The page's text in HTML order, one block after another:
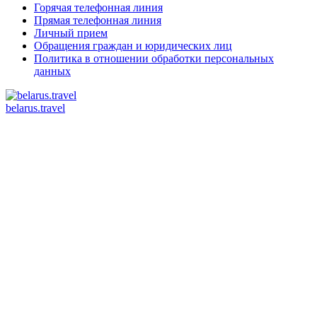
Горячая телефонная линия
Прямая телефонная линия
Личный прием
Обращения граждан и юридических лиц
Политика в отношении обработки персональных
данных
belarus.travel